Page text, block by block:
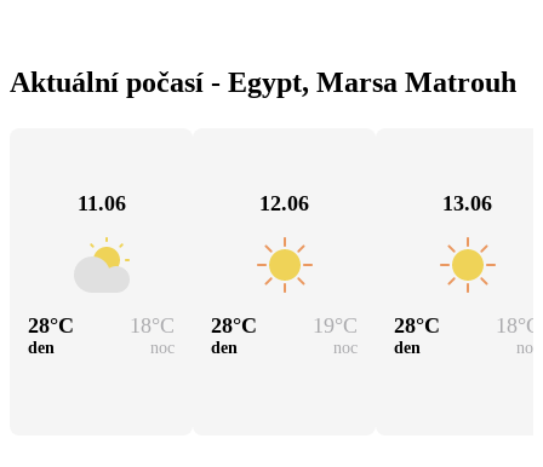
Aktuální počasí - Egypt, Marsa Matrouh
11.06
28°C 18°C
den noc
12.06
28°C 19°C
den noc
13.06
28°C 18°C
den noc